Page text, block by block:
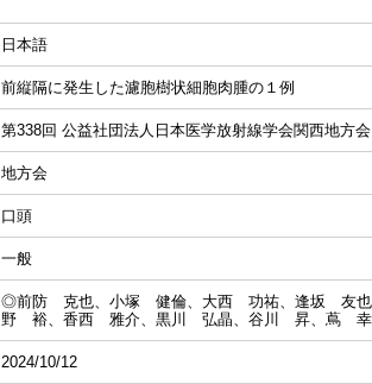
日本語
前縦隔に発生した濾胞樹状細胞肉腫の１例
第338回 公益社団法人日本医学放射線学会関西地方
地方会
口頭
一般
◎前防 克也、小塚 健倫、大西 功祐、逢坂 友
野 裕、香西 雅介、黒川 弘晶、谷川 昇、蔦
2024/10/12